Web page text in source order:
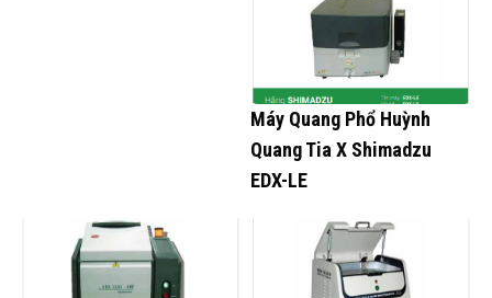
Máy Quang Phổ Huỳnh
Quang Tia X Shimadzu
EDX-LE